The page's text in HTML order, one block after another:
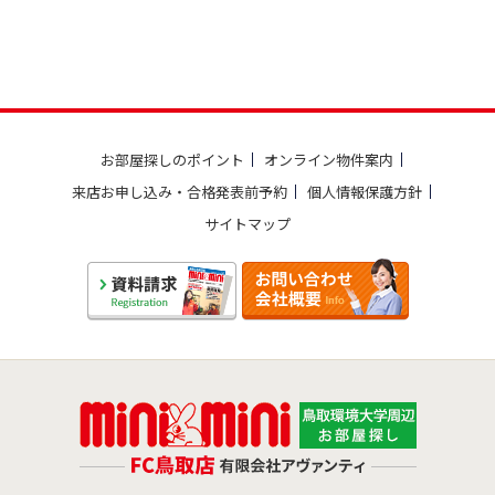
お部屋探しのポイント
オンライン物件案内
来店お申し込み・合格発表前予約
個人情報保護方針
サイトマップ